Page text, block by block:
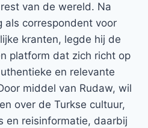
van de wereld. Na
als correspondent voor
kranten, legde hij de
platform dat zich richt op
en relevante
middel van Rudaw, wil
over de Turkse cultuur,
en reisinformatie, daarbij